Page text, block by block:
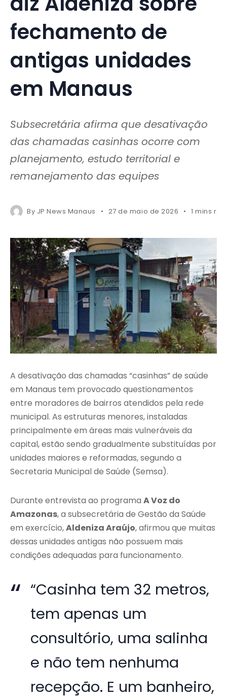
fechamento de
antigas unidades
em Manaus
Subsecretária afirma que desativação
das chamadas casinhas ocorre com
planejamento, estudo territorial e
remanejamento das equipes
By JP News Manaus 27 de maio de 2026 1 mins
A desativação das chamadas “casinhas” de saúde
em Manaus tem provocado questionamentos
entre moradores de bairros atendidos pela rede
municipal. As estruturas menores, instaladas
principalmente em áreas mais vulneráveis da
capital, estão sendo gradualmente substituídas por
unidades maiores e reformadas, segundo a
Secretaria Municipal de Saúde (Semsa).
Durante entrevista ao programa A Voz do
Amazonas, a subsecretária de Gestão da Saúde
em exercício,Aldeniza Araújo, afirmou que muitas
dessas unidades antigas não possuem mais
condições adequadas para funcionamento.
“Casinha tem 32 metros,
tem apenas um
consultório, uma salinha
e não tem nenhuma
recepção. E um banheiro,